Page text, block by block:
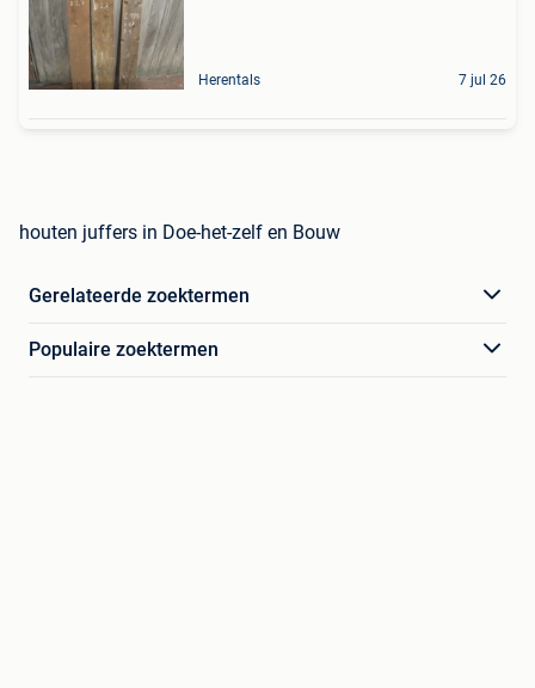
Herentals 7 jul 26
houten juffers in Doe-het-zelf en Bouw
Gerelateerde zoektermen
Populaire zoektermen